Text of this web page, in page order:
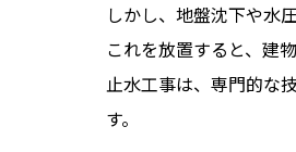
しかし、地盤沈下や水
これを放置すると、建
止水工事は、専門的な
す。